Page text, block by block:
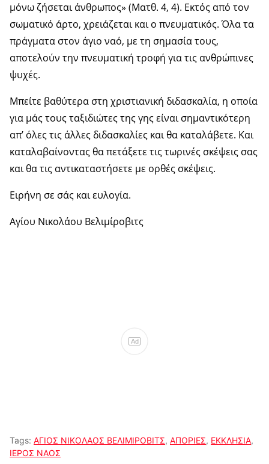
μόνω ζήσεται άνθρωπος» (Ματθ. 4, 4). Εκτός από τον
σωματικό άρτο, χρειάζεται και ο πνευματικός. Όλα τα
πράγματα στον άγιο ναό, με τη σημασία τους,
αποτελούν την πνευματική τροφή για τις ανθρώπινες
ψυχές.
Μπείτε βαθύτερα στη χριστιανική διδασκαλία, η οποία
για μάς τους ταξιδιώτες της γης είναι σημαντικότερη
απ’ όλες τις άλλες διδασκαλίες και θα καταλάβετε. Και
καταλαβαίνοντας θα πετάξετε τις τωρινές σκέψεις σας
και θα τις αντικαταστήσετε με ορθές σκέψεις.
Ειρήνη σε σάς και ευλογία.
Αγίου Νικολάου Βελιμίροβιτς
Ad
Tags: ΑΓΙΟΣ ΝΙΚΟΛΑΟΣ ΒΕΛΙΜΙΡΟΒΙΤΣ, ΑΠΟΡΙΕΣ, ΕΚΚΛΗΣΙΑ,
ΙΕΡΟΣ ΝΑΟΣ